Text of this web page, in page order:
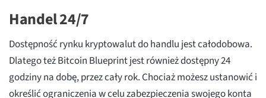
Handel 24/7
Dostępność rynku kryptowalut do handlu jest całodobowa.
Dlatego też Bitcoin Blueprint jest również dostępny 24
godziny na dobę, przez cały rok. Chociaż możesz ustanowić i
określić ograniczenia w celu zabezpieczenia swojego konta